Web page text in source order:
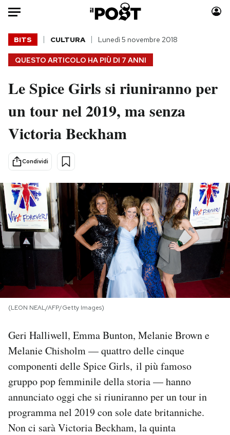
Auto
HOME
Italia
Politica
Tecnologia
Scienza
Economia
Sport
Moda
Consumismi
Altrecose
Mondiali calcio 2026
PODCAST
NEWSLETTER
SHOP
CALENDARIO
AREA PERSONALE
QUESTO ARTICOLO HA PIÙ DI 7 ANNI
BITS CULTURA Lunedì 5 novembre 2018
Le Spice Girls si riuniranno per
un tour nel 2019, ma senza
Victoria Beckham
Condividi
(LEON NEAL/AFP/Getty Images)
Geri Halliwell, Emma Bunton, Melanie Brown e
Melanie Chisholm — quattro delle cinque
componenti delle Spice Girls, il più famoso
gruppo pop femminile della storia — hanno
annunciato oggi che si riuniranno per un tour in
programma nel 2019 con sole date britanniche.
Non ci sarà Victoria Beckham, la quinta